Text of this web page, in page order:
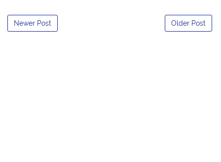
Newer Post Older Post